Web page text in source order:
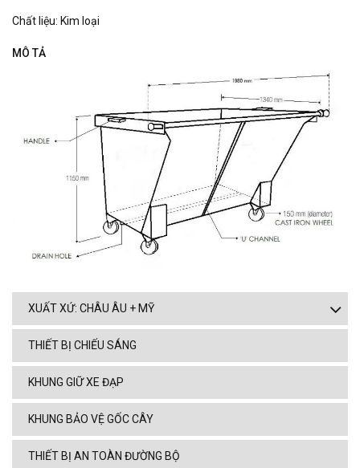
Chất liệu: Kim loại
MÔ TẢ
XUẤT XỨ: CHÂU ÂU + MỸ
THIẾT BỊ CHIẾU SÁNG
KHUNG GIỮ XE ĐẠP
KHUNG BẢO VỆ GỐC CÂY
THIẾT BỊ AN TOÀN ĐƯỜNG BỘ